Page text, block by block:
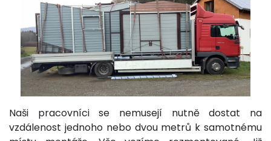
Naši pracovníci se nemusejí nutně dostat na
vzdálenost jednoho nebo dvou metrů k samotnému